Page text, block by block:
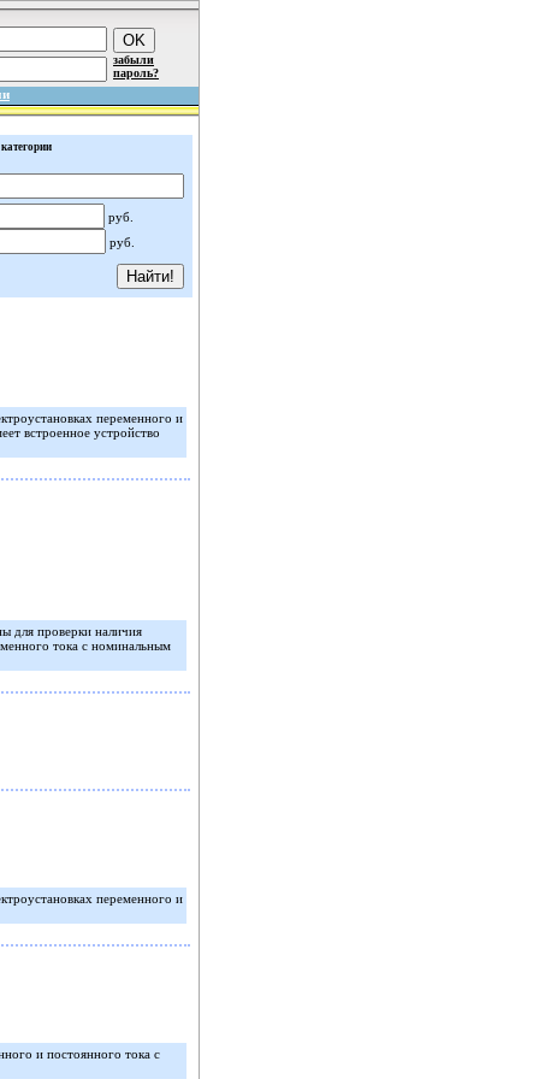
забыли
пароль?
руб.
руб.
переменного и
встроенное устройство
для проверки наличия
тока с номинальным
переменного и
и постоянного тока с